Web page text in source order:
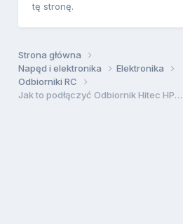
tę stronę.
Strona główna
Napęd i elektronika
Elektronika
Odbiorniki RC
Jak to podłączyć Odbiornik Hitec HPD-07RH QPCM 35MHz